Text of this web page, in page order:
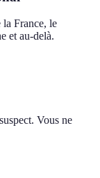
France, le
et au-delà.
Vous ne